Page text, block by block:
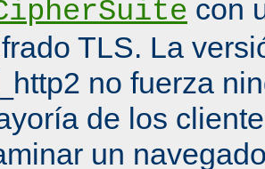
con
TLS. La
no fuerza
de los
un